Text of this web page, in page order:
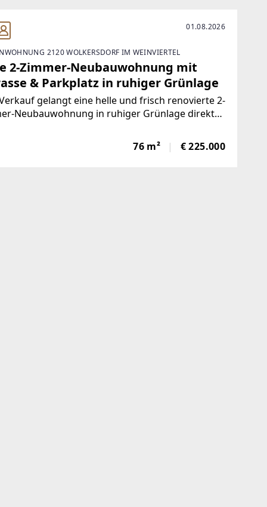
01.08.2026
2120 WOLKERSDORF IM WEINVIERTEL
2-Zimmer-Neubauwohnung mit
& Parkplatz in ruhiger Grünlage
gelangt eine helle und frisch renovierte 2-
Neubauwohnung in ruhiger Grünlage direkt
befindet sich im 1. Obergeschoss eines
Wohnhauses und überzeugt durch ihre
76 m² € 225.000